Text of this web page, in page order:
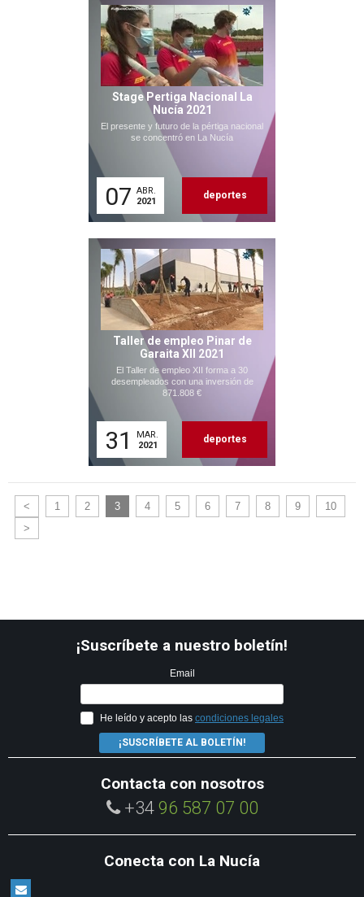
Stage Pertiga Nacional La
Nucía 2021
El presente y futuro de la pértiga nacional
se concentró en La Nucía
07 ABR.
2021
deportes
Taller de empleo Pinar de
Garaita XII 2021
El Taller de empleo XII forma a 30
desempleados con una inversión de
871.808 €
31
MAR.
2021
deportes
< 1 2 3 4 5 6 7 8 9
10
>
¡Suscríbete a nuestro boletín!
Email
He leído y acepto las condiciones legales
¡SUSCRÍBETE AL BOLETÍN!
Contacta con nosotros
+34 96 587 07 00
Conecta con La Nucía